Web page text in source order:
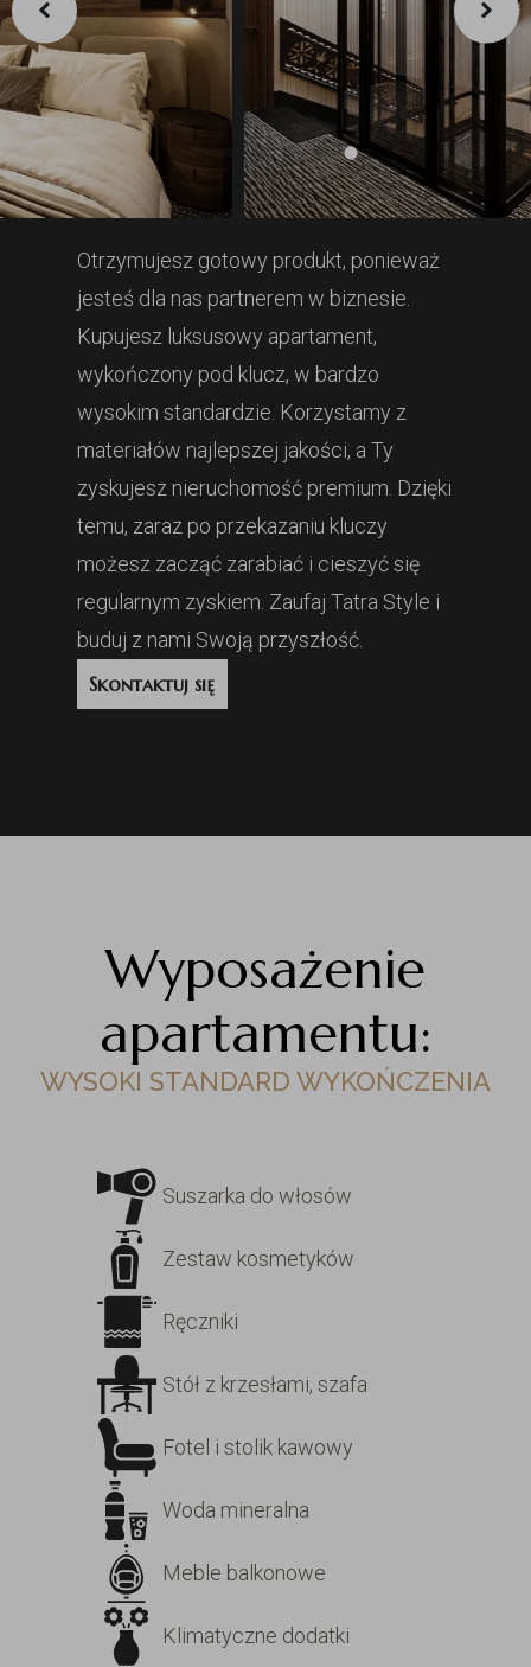
Otrzymujesz gotowy produkt, ponieważ
jesteś dla nas partnerem w biznesie.
Kupujesz luksusowy apartament,
wykończony pod klucz, w bardzo
wysokim standardzie. Korzystamy z
materiałów najlepszej jakości, a Ty
zyskujesz nieruchomość premium. Dzięki
temu, zaraz po przekazaniu kluczy
możesz zacząć zarabiać i cieszyć się
regularnym zyskiem. Zaufaj Tatra Style i
buduj z nami Swoją przyszłość.
Skontaktuj się
Wyposażenie
apartamentu:
WYSOKI STANDARD WYKOŃCZENIA
Suszarka do włosów
Zestaw kosmetyków
Ręczniki
Stół z krzesłami, szafa
Fotel i stolik kawowy
Woda mineralna
Meble balkonowe
Klimatyczne dodatki